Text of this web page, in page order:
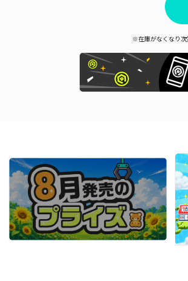
※在庫がなくなり次